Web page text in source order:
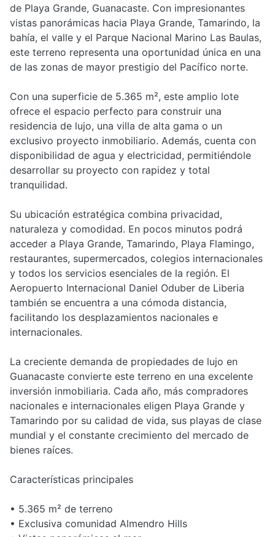
de Playa Grande, Guanacaste. Con impresionantes
vistas panorámicas hacia Playa Grande, Tamarindo, la
bahía, el valle y el Parque Nacional Marino Las Baulas,
este terreno representa una oportunidad única en una
de las zonas de mayor prestigio del Pacífico norte.
Con una superficie de 5.365 m², este amplio lote
ofrece el espacio perfecto para construir una
residencia de lujo, una villa de alta gama o un
exclusivo proyecto inmobiliario. Además, cuenta con
disponibilidad de agua y electricidad, permitiéndole
desarrollar su proyecto con rapidez y total
tranquilidad.
Su ubicación estratégica combina privacidad,
naturaleza y comodidad. En pocos minutos podrá
acceder a Playa Grande, Tamarindo, Playa Flamingo,
restaurantes, supermercados, colegios internacionales
y todos los servicios esenciales de la región. El
Aeropuerto Internacional Daniel Oduber de Liberia
también se encuentra a una cómoda distancia,
facilitando los desplazamientos nacionales e
internacionales.
La creciente demanda de propiedades de lujo en
Guanacaste convierte este terreno en una excelente
inversión inmobiliaria. Cada año, más compradores
nacionales e internacionales eligen Playa Grande y
Tamarindo por su calidad de vida, sus playas de clase
mundial y el constante crecimiento del mercado de
bienes raíces.
Características principales
• 5.365 m² de terreno
• Exclusiva comunidad Almendro Hills